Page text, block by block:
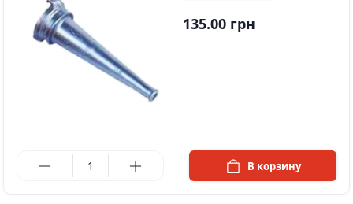
135.00 грн
В корзину